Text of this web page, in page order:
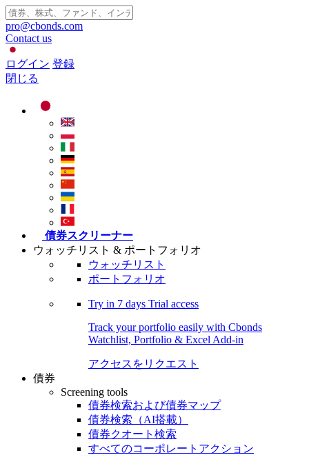
pro@cbonds.com
Contact us
ログイン 登録
閉じる
債券スクリーナー
ウォッチリスト & ポートフォリオ
ウォッチリスト
ポートフォリオ
Try in 7 days Trial access
Track your portfolio easily with Cbonds
Watchlist, Portfolio & Excel Add-in
アクセスをリクエスト
債券
Screening tools
債券検索および債券マップ
債券検索（AI搭載）
債券クオート検索
すべてのコーポレートアクション